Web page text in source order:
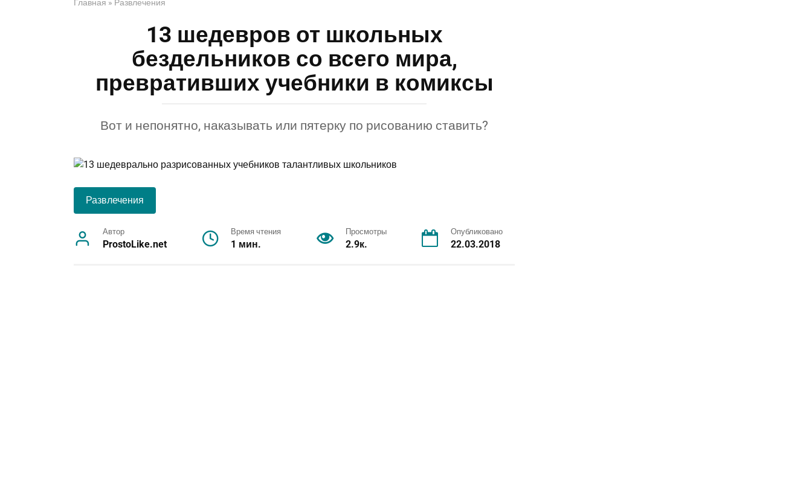
Главная » Развлечения
13 шедевров от школьных
бездельников со всего мира,
превративших учебники в комиксы
Вот и непонятно, наказывать или пятерку по рисованию ставить?
Развлечения
Автор
ProstoLike.net
Время чтения
1 мин.
Просмотры
2.9к.
Опубликовано
22.03.2018